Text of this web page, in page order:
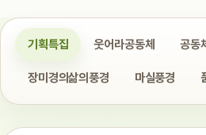
기획특집 웃어라공동체 공동
장미경의삶의풍경 마실풍경